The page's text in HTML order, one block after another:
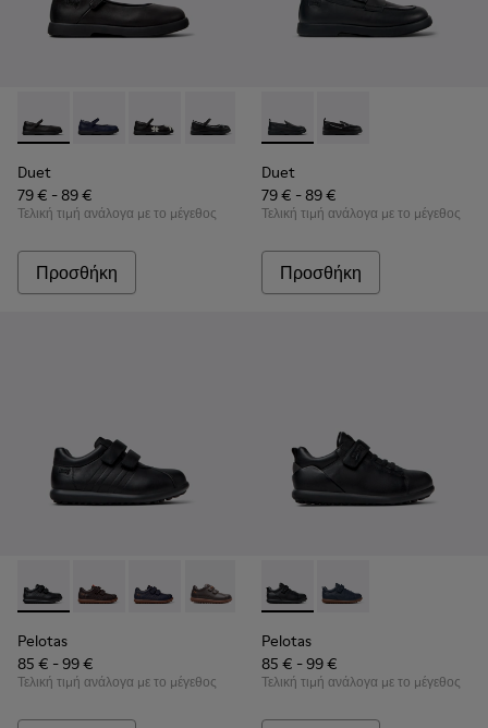
Duet - K800549-003 - Μαύρες δερμάτινες μπαλαρίνες για
Duet - K800549-007
Duet - K800549-006
Duet - K800549-004
Duet - K800549-001
Duet
79 € - 89 €
Τελική τιμή ανάλογα με το μέγεθος
Προσθήκη
Duet - K800609-001 - Μαύρα
Duet - K800609-003
Duet
79 € - 89 €
Τελική τιμή ανάλογα με το μέγεθος
Προσθήκη
Pelotas - 80353-009 - Μαύρα παπούτσια από δέρμα και
Pelotas - 80353-044
Pelotas - 80353-043
Pelotas - 80353-037
Pelotas
85 € - 99 €
Τελική τιμή ανάλογα με το μέγεθος
Pelotas - K800316-003 -
Pelotas - K800316-
Pelotas
85 € - 99 €
Τελική τιμή ανάλογα με το μέγεθος